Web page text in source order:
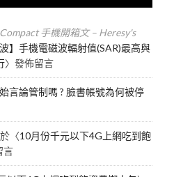
手機開箱文 – Heresy's
波】手機電磁波輻射值(SAR)最高與
〉發佈留言
言論管制嗎 ? 臉書帳號為何被停
〈10月份千元以下4G上網吃到飽
言